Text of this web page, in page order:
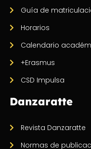
Guía de
Horarios
Calendario
+Erasmus
CSD Impulsa
Danzaratte
Revista Danzaratte
Normas de